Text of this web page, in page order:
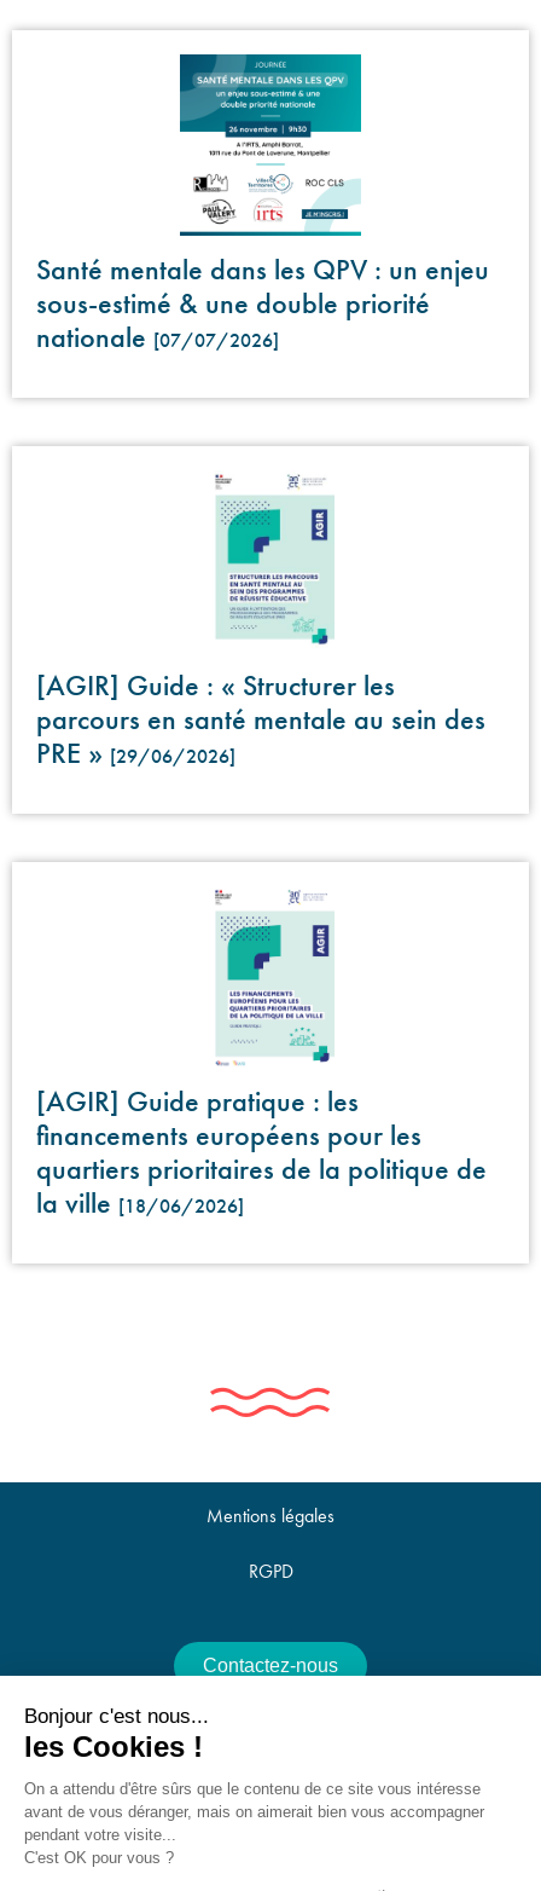
Nous utilisons des cookies pour optimiser notre site web et notre service.
Santé mentale dans les QPV : un enjeu
sous-estimé & une double priorité
nationale [07/07/2026]
[AGIR] Guide : « Structurer les
parcours en santé mentale au sein des
PRE » [29/06/2026]
[AGIR] Guide pratique : les
financements européens pour les
quartiers prioritaires de la politique de
la ville [18/06/2026]
Mentions légales
RGPD
Contactez-nous
25 Avenue de la Croix du Capitaine, 34070 Montpellier -
Bonjour c'est nous...
les Cookies !
On a attendu d'être sûrs que le contenu de ce site vous intéresse
avant de vous déranger, mais on aimerait bien vous accompagner
pendant votre visite...
C'est OK pour vous ?